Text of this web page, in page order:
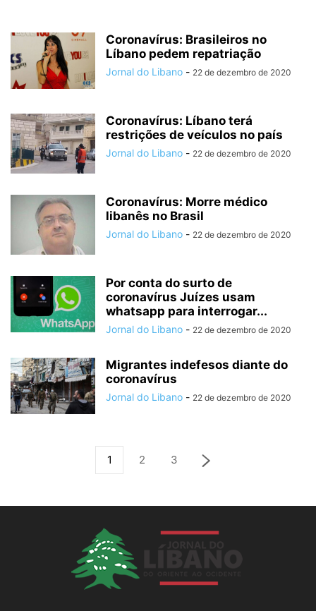
Coronavírus: Brasileiros no
Líbano pedem repatriação
Jornal do Libano - 22 de dezembro de 2020
Coronavírus: Líbano terá
restrições de veículos no país
Jornal do Libano - 22 de dezembro de 2020
Coronavírus: Morre médico
libanês no Brasil
Jornal do Libano - 22 de dezembro de 2020
Por conta do surto de
coronavírus Juízes usam
whatsapp para interrogar...
Jornal do Libano - 22 de dezembro de 2020
Migrantes indefesos diante do
coronavírus
Jornal do Libano - 22 de dezembro de 2020
1 2 3